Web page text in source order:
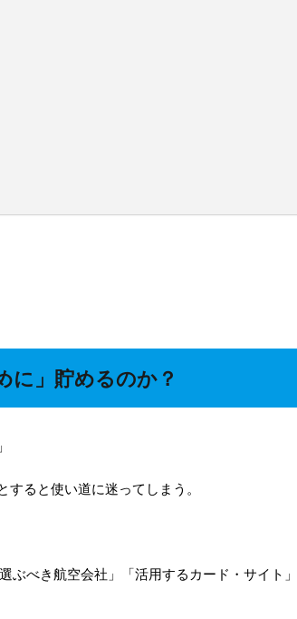
に」貯めるのか？
ると使い道に迷ってしまう。
べき航空会社」「活用するカード・サイト」